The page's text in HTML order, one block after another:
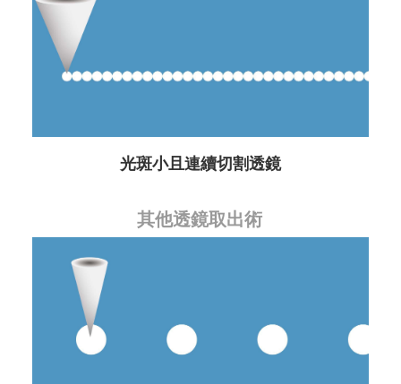
光斑小且連續切割透鏡
其他透鏡取出術